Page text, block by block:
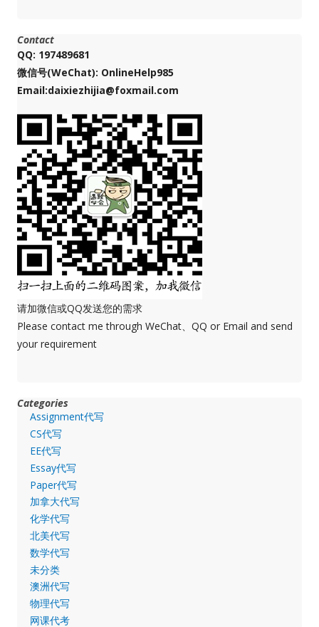
Contact
QQ: 197489681
微信号(WeChat): OnlineHelp985
Email:daixiezhijia@foxmail.com
请加微信或QQ发送您的需求
Please contact me through WeChat、QQ or Email and send
your requirement
Categories
Assignment代写
CS代写
EE代写
Essay代写
Paper代写
加拿大代写
化学代写
北美代写
数学代写
未分类
澳洲代写
物理代写
网课代考